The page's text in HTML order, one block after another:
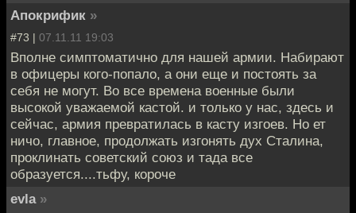
Апокрифик »
#73 | 07.11.11 19:03
Вполне симптоматично для нашей армии. Набирают
в офицеры кого-попало, а они еще и постоять за
себя не могут. Во все времена военные были
высокой уважаемой кастой. и только у нас, здесь и
сейчас, армия превратилась в касту изгоев. Но ет
ничо, главное, продолжать изгонять дух Сталина,
проклинать советский союз и тада все
образуется....тьфу, короче
evla »